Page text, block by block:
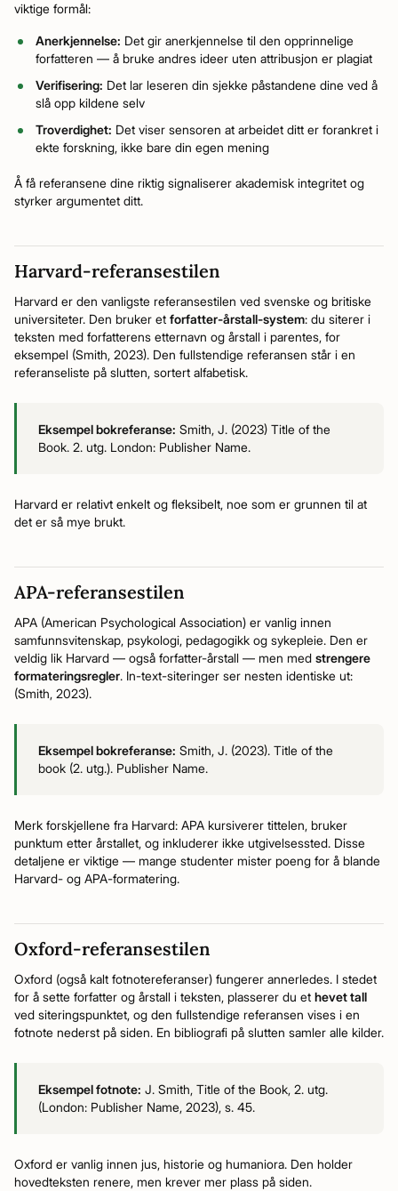
viktige formål:
Anerkjennelse: Det gir anerkjennelse til den opprinnelige
forfatteren — å bruke andres ideer uten attribusjon er plagiat
Verifisering: Det lar leseren din sjekke påstandene dine ved å
slå opp kildene selv
Troverdighet: Det viser sensoren at arbeidet ditt er forankret i
ekte forskning, ikke bare din egen mening
Å få referansene dine riktig signaliserer akademisk integritet og
styrker argumentet ditt.
Harvard-referansestilen
Harvard er den vanligste referansestilen ved svenske og britiske
universiteter. Den bruker et forfatter-årstall-system: du siterer i
teksten med forfatterens etternavn og årstall i parentes, for
eksempel (Smith, 2023). Den fullstendige referansen står i en
referanseliste på slutten, sortert alfabetisk.
Eksempel bokreferanse: Smith, J. (2023) Title of the
Book. 2. utg. London: Publisher Name.
Harvard er relativt enkelt og fleksibelt, noe som er grunnen til at
det er så mye brukt.
APA-referansestilen
APA (American Psychological Association) er vanlig innen
samfunnsvitenskap, psykologi, pedagogikk og sykepleie. Den er
veldig lik Harvard — også forfatter-årstall — men med strengere
formateringsregler. In-text-siteringer ser nesten identiske ut:
(Smith, 2023).
Eksempel bokreferanse: Smith, J. (2023). Title of the
book (2. utg.). Publisher Name.
Merk forskjellene fra Harvard: APA kursiverer tittelen, bruker
punktum etter årstallet, og inkluderer ikke utgivelsessted. Disse
detaljene er viktige — mange studenter mister poeng for å blande
Harvard- og APA-formatering.
Oxford-referansestilen
Oxford (også kalt fotnotereferanser) fungerer annerledes. I stedet
for å sette forfatter og årstall i teksten, plasserer du et hevet tall
ved siteringspunktet, og den fullstendige referansen vises i en
fotnote nederst på siden. En bibliografi på slutten samler alle kilder.
Eksempel fotnote: J. Smith, Title of the Book, 2. utg.
(London: Publisher Name, 2023), s. 45.
Oxford er vanlig innen jus, historie og humaniora. Den holder
hovedteksten renere, men krever mer plass på siden.